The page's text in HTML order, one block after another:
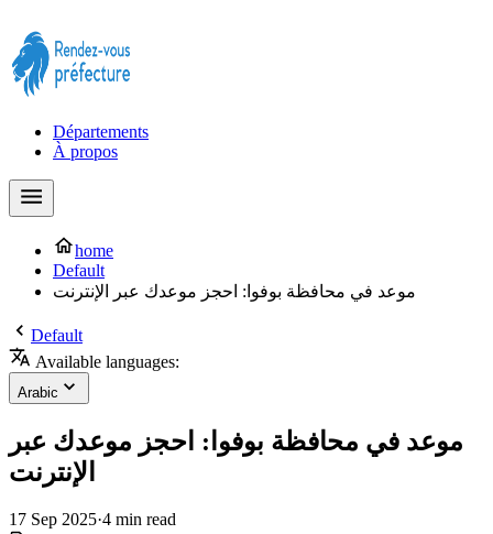
Départements
À propos
home
Default
موعد في محافظة بوفوا: احجز موعدك عبر الإنترنت
Default
Available languages:
Arabic
موعد في محافظة بوفوا: احجز موعدك عبر
الإنترنت
17 Sep 2025·4 min read